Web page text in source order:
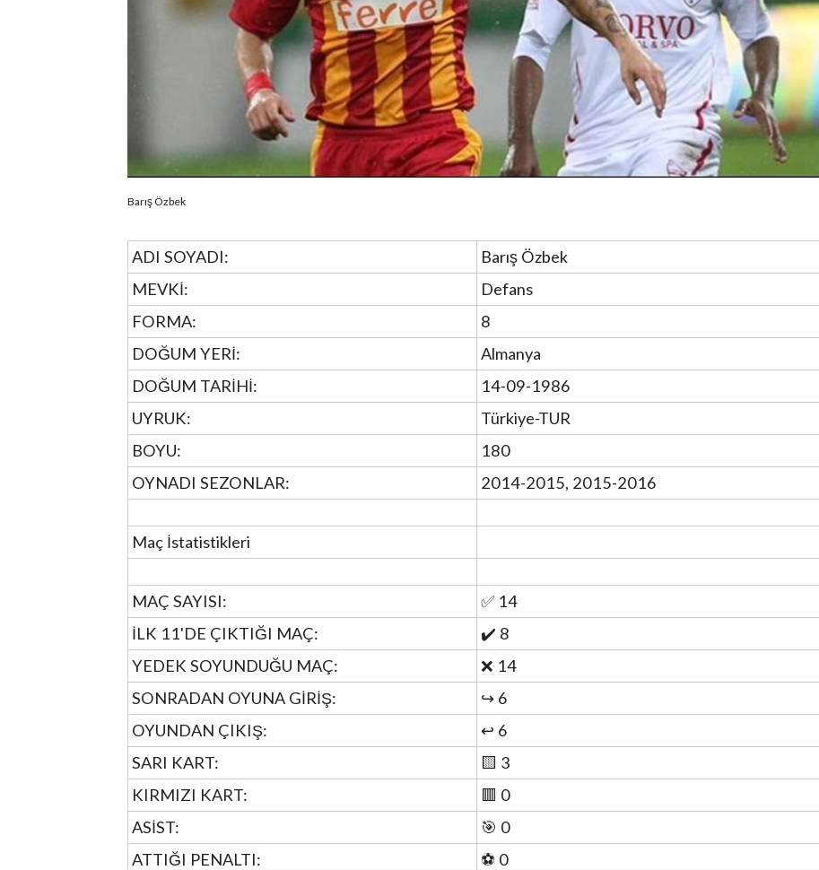
Barış Özbek
ADI SOYADI:
Barış Özbek
MEVKİ:
Defans
FORMA:
8
DOĞUM YERİ:
Almanya
DOĞUM TARİHİ:
14-09-1986
UYRUK:
Türkiye-TUR
BOYU:
180
OYNADI SEZONLAR:
2014-2015, 2015-2016
Maç İstatistikleri
MAÇ SAYISI:
✅ 14
İLK 11'DE ÇIKTIĞI MAÇ:
✔️ 8
YEDEK SOYUNDUĞU MAÇ:
❌ 14
SONRADAN OYUNA GİRİŞ:
↪️ 6
OYUNDAN ÇIKIŞ:
↩️ 6
SARI KART:
🟨 3
KIRMIZI KART:
🟥 0
ASİST:
🎯 0
ATTIĞI PENALTI:
⚽ 0